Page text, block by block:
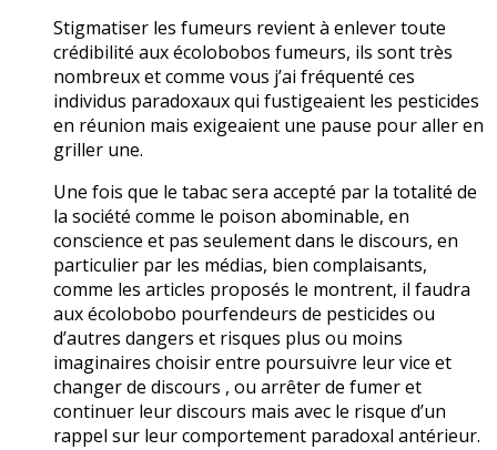
Stigmatiser les fumeurs revient à enlever toute
crédibilité aux écolobobos fumeurs, ils sont très
nombreux et comme vous j’ai fréquenté ces
individus paradoxaux qui fustigeaient les pesticides
en réunion mais exigeaient une pause pour aller en
griller une.
Une fois que le tabac sera accepté par la totalité de
la société comme le poison abominable, en
conscience et pas seulement dans le discours, en
particulier par les médias, bien complaisants,
comme les articles proposés le montrent, il faudra
aux écolobobo pourfendeurs de pesticides ou
d’autres dangers et risques plus ou moins
imaginaires choisir entre poursuivre leur vice et
changer de discours , ou arrêter de fumer et
continuer leur discours mais avec le risque d’un
rappel sur leur comportement paradoxal antérieur.